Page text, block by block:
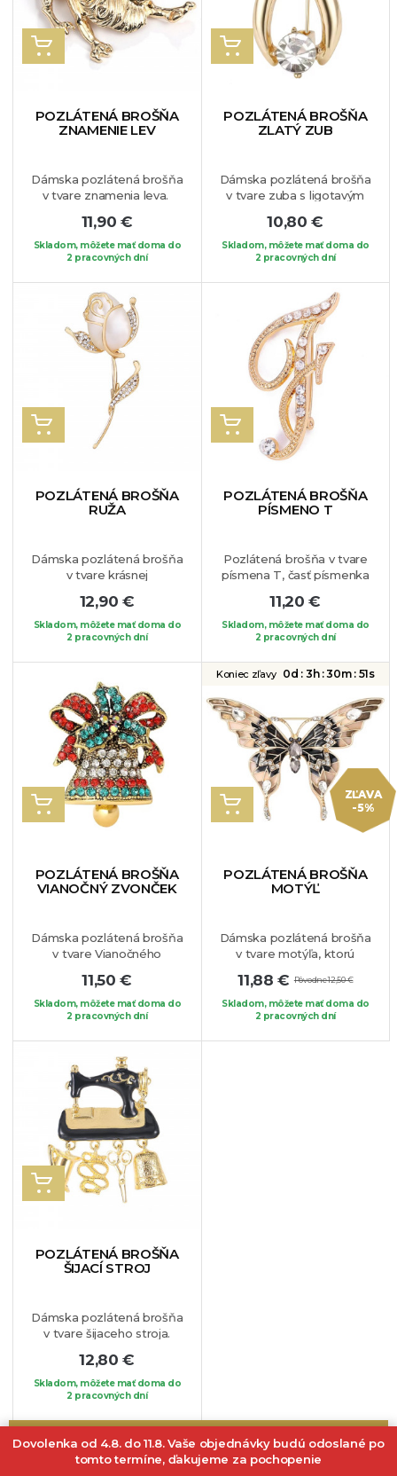
VLOŽIŤ DO KOŠÍKA
POZLÁTENÁ BROŠŇA
ZNAMENIE LEV
Dámska pozlátená brošňa
v tvare znamenia leva.
blúzku, sako alebo na Váš
obľúbený kúsok oblečenia.
11,90 €
Skladom, môžete mať doma do
2 pracovných dní
VLOŽIŤ DO KOŠÍKA
POZLÁTENÁ BROŠŇA
ZLATÝ ZUB
Dámska pozlátená brošňa
v tvare zuba s ligotavým
elegantý kúsok, ktorý si
zamilujete.
10,80 €
Skladom, môžete mať doma do
2 pracovných dní
VLOŽIŤ DO KOŠÍKA
POZLÁTENÁ BROŠŇA
RUŽA
Dámska pozlátená brošňa
v tvare krásnej
Kombinácia smotanového
opálu a bielych krištálikov
vytvárajú spolu nádherný
môžete pripnúť na Váš
obľúbený kúsok oblečenia.
12,90 €
Skladom, môžete mať doma do
2 pracovných dní
VLOŽIŤ DO KOŠÍKA
POZLÁTENÁ BROŠŇA
PÍSMENO T
Pozlátená brošňa v tvare
písmena T, časť písmenka
krištálikmi. Brošňa je
vhodná pre dámy, ktorých
krstné meno sa začína
prípadne ho môžu takejto
Jedinečný elegantný
kúsok, ktorý dokonale
vynikne na Vašom
obľúbenom oblečení.
11,20 €
Skladom, môžete mať doma do
2 pracovných dní
VLOŽIŤ DO KOŠÍKA
POZLÁTENÁ BROŠŇA
VIANOČNÝ ZVONČEK
Dámska pozlátená brošňa
v tvare Vianočného
zdobia červené, zelené a
biele krištáliky. Vianoce
patria medzi najkrajšie
rozhodne nemal chýbať a
taktiež ním môžete
obdarovať milujúcu osobu.
Môžete si ho pripnúť na
obľúbené sako, šaty či
blúzku.
11,50 €
Skladom, môžete mať doma do
2 pracovných dní
ZĽAVA
-5%
VLOŽIŤ DO KOŠÍKA
Koniec zľavy 0d : 3h : 30m : 50s
POZLÁTENÁ BROŠŇA
MOTÝĽ
Dámska pozlátená brošňa
v tvare motýľa, ktorú
krištáliky. Elegantný a
jedinečný kúsok, ktorý si
isto zamilujete.Brošňu si
11,88 €Pôvodne 12,50 €
Skladom, môžete mať doma do
2 pracovných dní
VLOŽIŤ DO KOŠÍKA
POZLÁTENÁ BROŠŇA
ŠIJACÍ STROJ
Dámska pozlátená brošňa
v tvare šijaceho stroja.
napríklad aj ako darček
pre šikovné
krajčírky.Vhodná je na
obľúbené oblečenie.
12,80 €
Skladom, môžete mať doma do
2 pracovných dní
Zobrazuje sa 1-63 z 63 položiek
Dovolenka od 4.8. do 11.8. Vaše objednávky budú odoslané po
tomto termíne, ďakujeme za pochopenie